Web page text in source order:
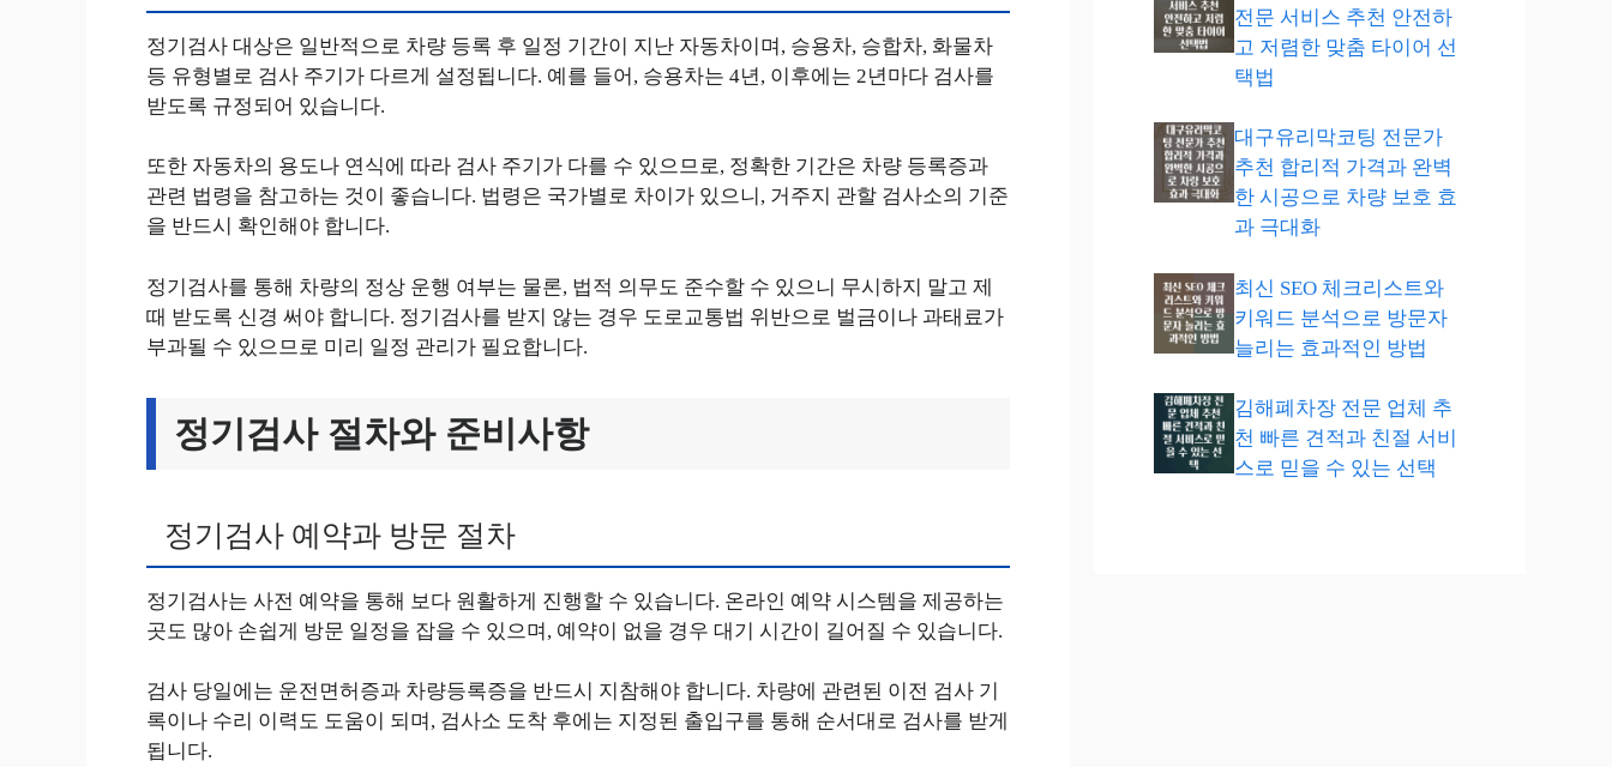
정기검사 대상은 일반적으로 차량 등록 후 일정 기간이 지난 자동차이며, 승용차, 승합차, 화물차
등 유형별로 검사 주기가 다르게 설정됩니다. 예를 들어, 승용차는 4년, 이후에는 2년마다 검사를
받도록 규정되어 있습니다.
또한 자동차의 용도나 연식에 따라 검사 주기가 다를 수 있으므로, 정확한 기간은 차량 등록증과
관련 법령을 참고하는 것이 좋습니다. 법령은 국가별로 차이가 있으니, 거주지 관할 검사소의 기준
을 반드시 확인해야 합니다.
정기검사를 통해 차량의 정상 운행 여부는 물론, 법적 의무도 준수할 수 있으니 무시하지 말고 제
때 받도록 신경 써야 합니다. 정기검사를 받지 않는 경우 도로교통법 위반으로 벌금이나 과태료가
부과될 수 있으므로 미리 일정 관리가 필요합니다.
정기검사 절차와 준비사항
정기검사 예약과 방문 절차
정기검사는 사전 예약을 통해 보다 원활하게 진행할 수 있습니다. 온라인 예약 시스템을 제공하는
곳도 많아 손쉽게 방문 일정을 잡을 수 있으며, 예약이 없을 경우 대기 시간이 길어질 수 있습니다.
검사 당일에는 운전면허증과 차량등록증을 반드시 지참해야 합니다. 차량에 관련된 이전 검사 기
록이나 수리 이력도 도움이 되며, 검사소 도착 후에는 지정된 출입구를 통해 순서대로 검사를 받게
됩니다.
전문 서비스 추천 안전하
고 저렴한 맞춤 타이어 선
택법
대구유리막코팅 전문가
추천 합리적 가격과 완벽
한 시공으로 차량 보호 효
과 극대화
최신 SEO 체크리스트와
키워드 분석으로 방문자
늘리는 효과적인 방법
김해폐차장 전문 업체 추
천 빠른 견적과 친절 서비
스로 믿을 수 있는 선택